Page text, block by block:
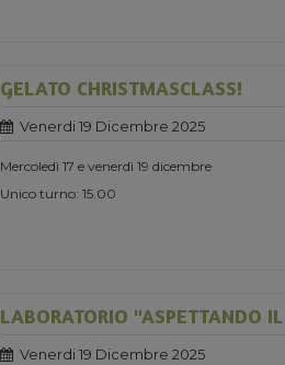
GELATO CHRISTMASCLASS!
Venerdi 19 Dicembre 2025
Mercoledì 17 e venerdì 19 dicembre
Unico turno: 15.00
LABORATORIO "ASPETTANDO
Venerdi 19 Dicembre 2025